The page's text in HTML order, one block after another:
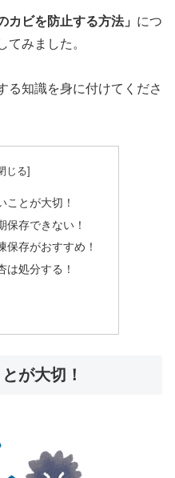
カビを防止する方法」 につ
てみました。
る知識を身に付けてくださ
ことが大切！
保存できない！
保存がおすすめ！
は処分する！
が大切！